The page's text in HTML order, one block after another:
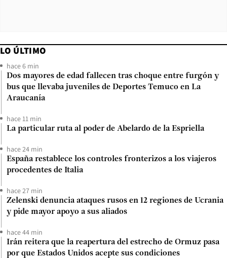
LO ÚLTIMO
hace 6 min
Dos mayores de edad fallecen tras choque entre furgón y
bus que llevaba juveniles de Deportes Temuco en La
Araucanía
hace 11 min
La particular ruta al poder de Abelardo de la Espriella
hace 24 min
España restablece los controles fronterizos a los viajeros
procedentes de Italia
hace 27 min
Zelenski denuncia ataques rusos en 12 regiones de Ucrania
y pide mayor apoyo a sus aliados
hace 44 min
Irán reitera que la reapertura del estrecho de Ormuz pasa
por que Estados Unidos acepte sus condiciones